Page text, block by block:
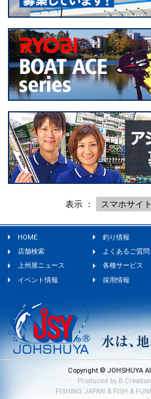
表示 ： スマホサイト
HOME 釣り情報
店舗検索
よくあるご質問
上州屋ニュース
各種サービス
イベント情報
採用情報
Copyright © JOHSHUYA
Produced by B.Creation
FISHING JAPAN & FISH &